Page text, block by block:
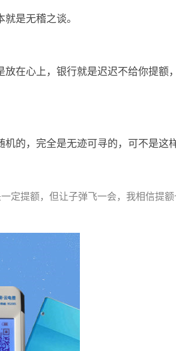
是无稽之谈。
在心上，银行就是迟迟不给你提额
的，完全是无迹可寻的，可不是这
定提额，但让子弹飞一会，我相信提